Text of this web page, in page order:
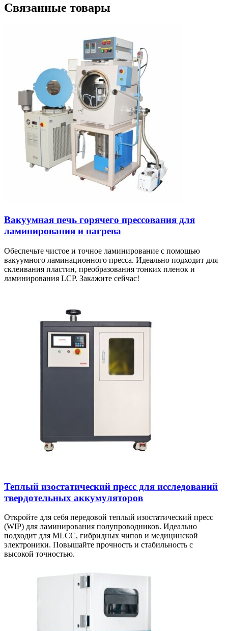
Связанные товары
Вакуумная печь горячего прессования для
ламинирования и нагрева
Обеспечьте чистое и точное ламинирование с помощью
вакуумного ламинационного пресса. Идеально подходит для
склеивания пластин, преобразования тонких пленок и
ламинирования LCP. Закажите сейчас!
Теплый изостатический пресс для исследований
твердотельных аккумуляторов
Откройте для себя передовой теплый изостатический пресс
(WIP) для ламинирования полупроводников. Идеально
подходит для MLCC, гибридных чипов и медицинской
электроники. Повышайте прочность и стабильность с
высокой точностью.